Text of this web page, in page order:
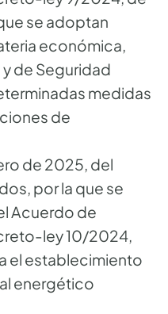
se adoptan
económica,
de Seguridad
medidas
de
de 2025, del
por la que se
Acuerdo de
ley 10/2024,
el establecimiento
energético